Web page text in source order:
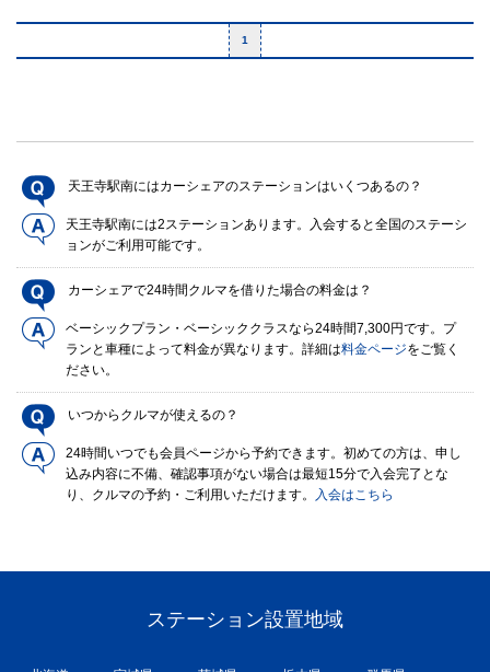
1
天王寺駅南にはカーシェアのステーションはいくつあるの？
天王寺駅南には2ステーションあります。入会すると全国のステーシ
ョンがご利用可能です。
カーシェアで24時間クルマを借りた場合の料金は？
ベーシックプラン・ベーシッククラスなら24時間7,300円です。プ
ランと車種によって料金が異なります。詳細は料金ページをご覧く
ださい。
いつからクルマが使えるの？
24時間いつでも会員ページから予約できます。初めての方は、申し
込み内容に不備、確認事項がない場合は最短15分で入会完了とな
り、クルマの予約・ご利用いただけます。
入会はこちら
ステーション設置地域